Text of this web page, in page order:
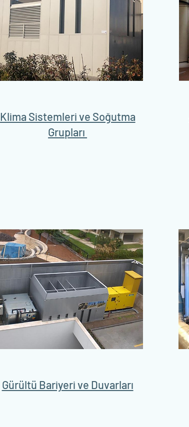
Klima Sistemleri ve Soğutma
Grupları
Gürültü Bariyeri ve Duvarları